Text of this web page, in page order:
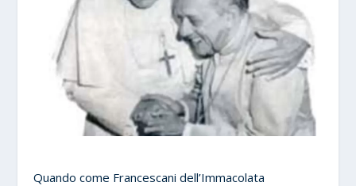
Quando come Francescani dell’Immacolata